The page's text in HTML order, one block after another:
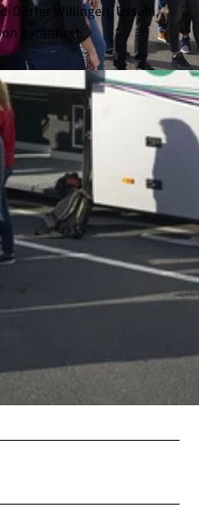
Photographie | CC-BY-SA
Dörfer Willingen, Usseln,
garantiert.